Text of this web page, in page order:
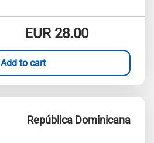
EUR28.00
Add to cart
República Dominicana